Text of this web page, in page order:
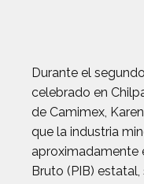
Durante el
celebrado en
de Camimex,
que la industria
aproximadamente
Bruto (PIB)